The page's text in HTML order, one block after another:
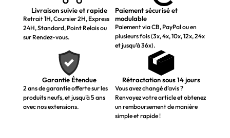
Livraison suivie et rapide
Retrait 1H, Coursier 2H, Express
24H, Standard, Point Relais ou
sur Rendez-vous.
Paiement sécurisé et
modulable
Paiement via CB, PayPal ou en
plusieurs fois (3x, 4x, 10x, 12x, 24x
et jusqu’à 36x).
Garantie Étendue
2 ans de garantie offerte sur les
produits neufs, et jusqu’à 5 ans
avec nos extensions.
Rétractation sous 14 jours
Vous avez changé d’avis ?
Renvoyez votre article et obtenez
un remboursement de manière
simple et rapide !